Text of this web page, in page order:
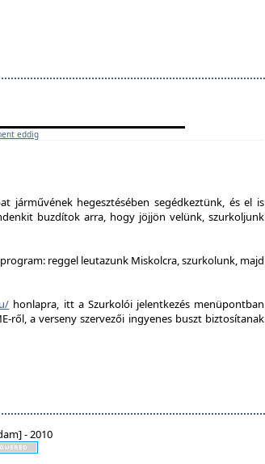
eddig
járművének hegesztésében segédkeztünk, és el is
buzdítok arra, hogy jöjjön velünk, szurkoljunk
reggel leutazunk Miskolcra, szurkolunk, majd
honlapra, itt a Szurkolói jelentkezés menüpontban
ről, a verseny szervezői ingyenes buszt biztosítanak
- 2010